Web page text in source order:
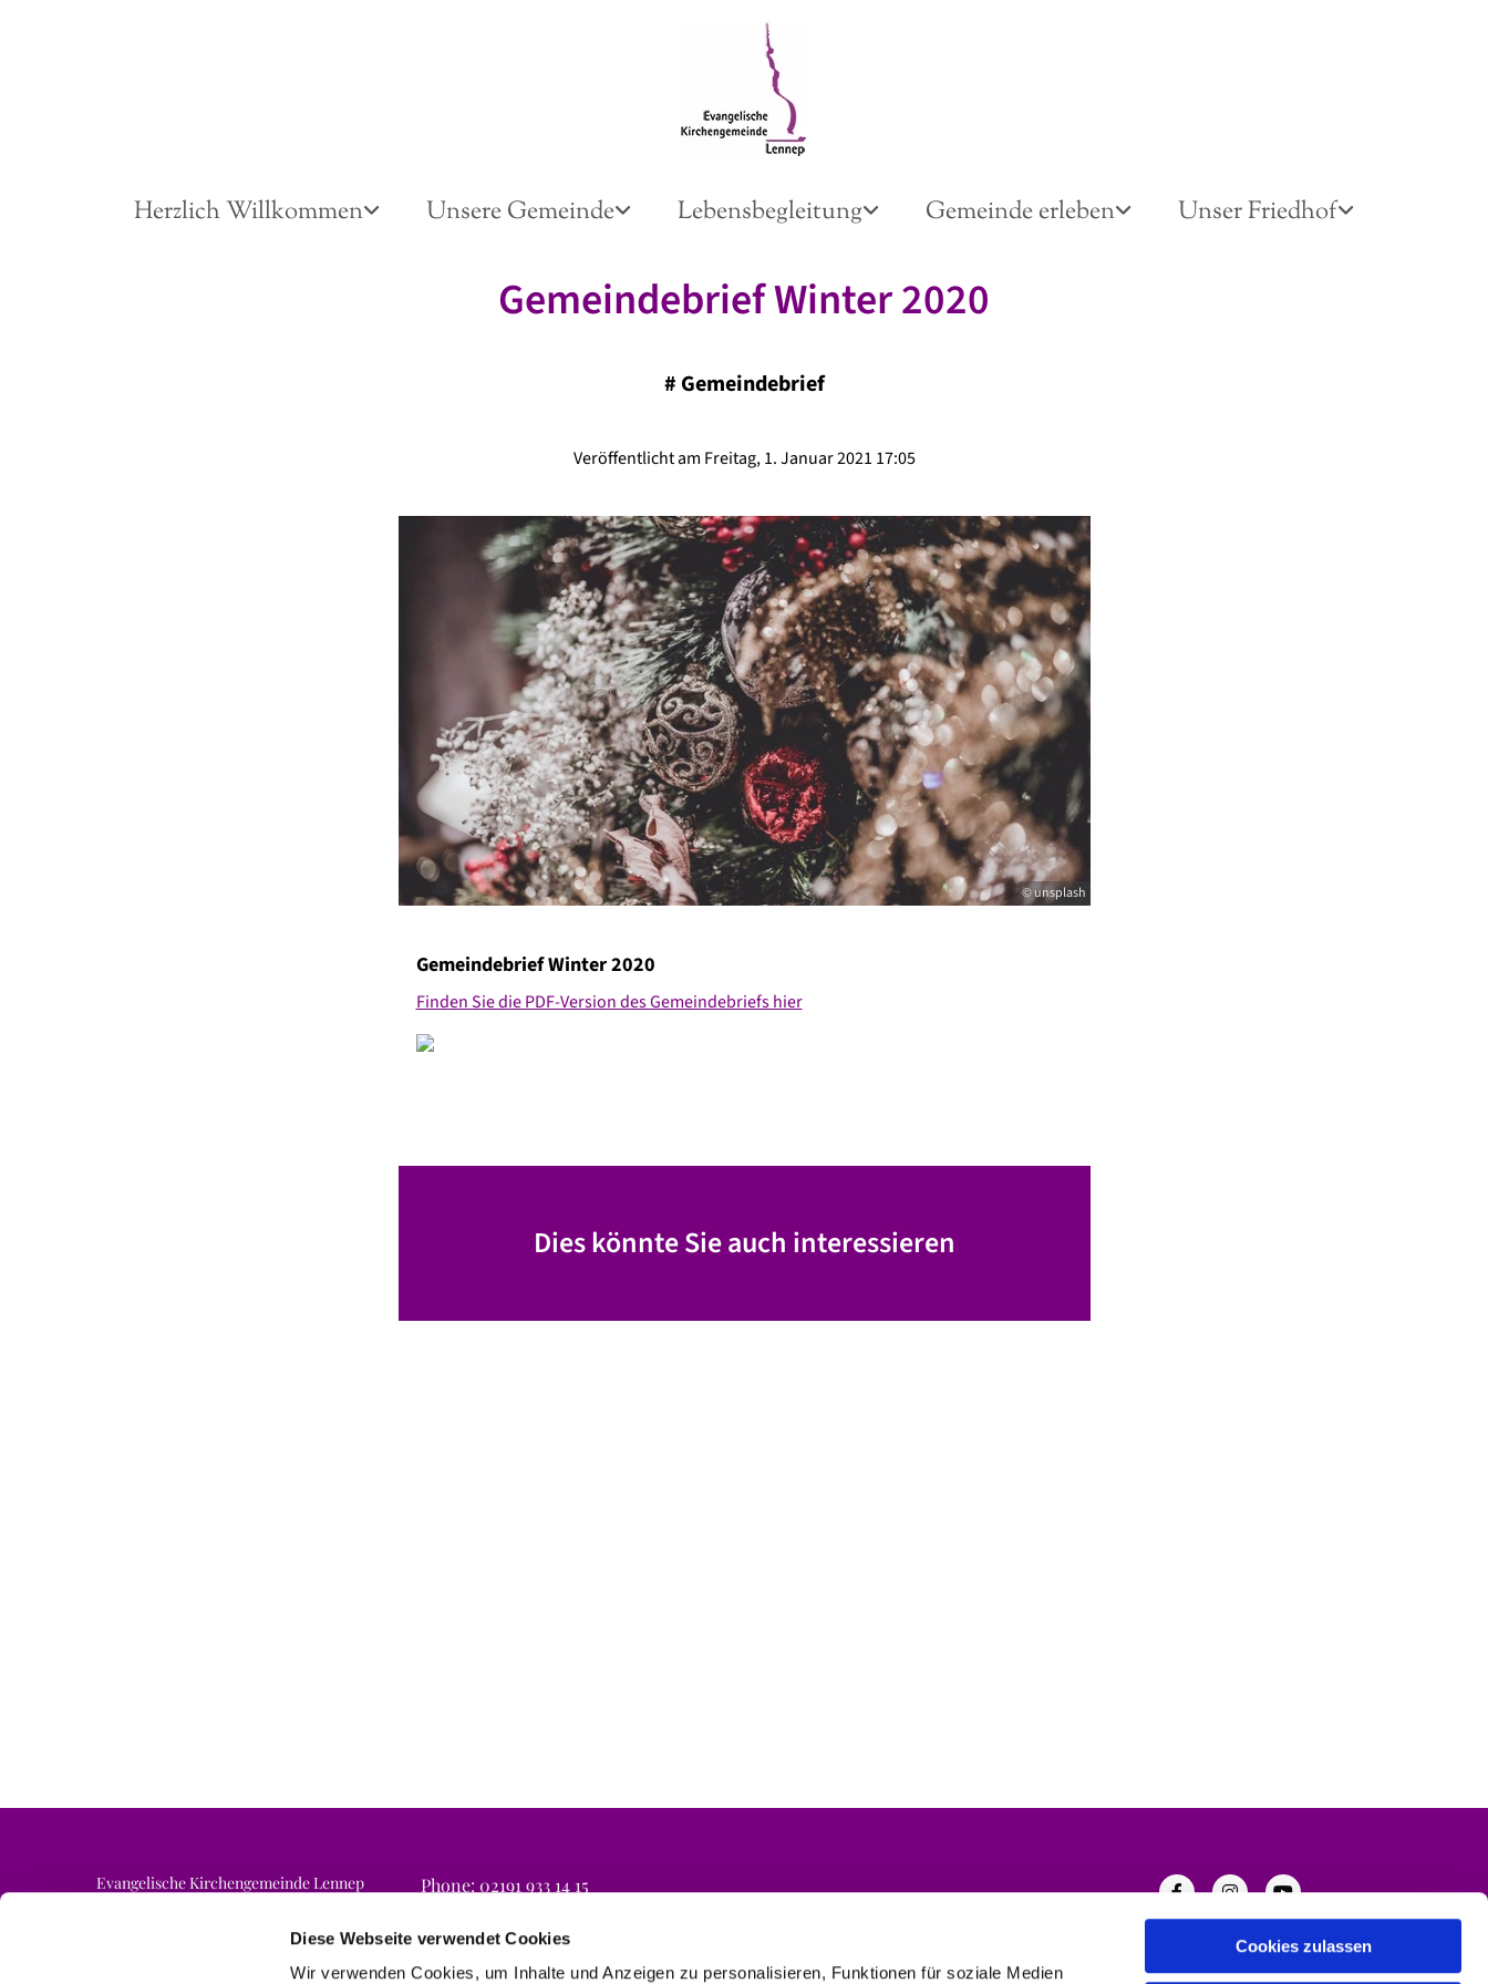
Diese Webseite verwendet Cookies
Wir verwenden Cookies, um Inhalte und Anzeigen zu personalisieren, Funktionen für soziale Medien
Cookies zulassen
Herzlich Willkommen Unsere Gemeinde Lebensbegleitung Gemeinde erleben Unser Friedhof
Gemeindebrief Winter 2020
# Gemeindebrief
Veröffentlicht am Freitag, 1. Januar 2021 17:05
© unsplash
Gemeindebrief Winter 2020
Finden Sie die PDF-Version des Gemeindebriefs hier
Dies könnte Sie auch interessieren
Evangelische Kirchengemeinde Lennep
Phone: 02191 933 14 15